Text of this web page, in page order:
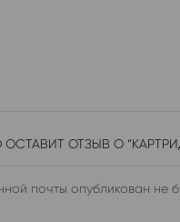
ОТЗЫВ О
почты опубликован не